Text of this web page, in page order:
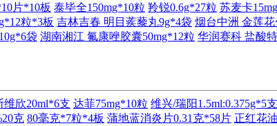
片*10板 泰毕全150mg*10粒 羚锐0.6g*27粒 苏麦卡
粒*3板 吉林吉春 明目蒺藜丸9g*4袋 烟台中洲 金莲
袋 湖南湘江 氟康唑胶囊50mg*12粒 华润赛科 盐酸
维欣20ml*6支 达菲75mg*10粒 维兴/瑞阳1.5ml:0.375g*5支
克 80毫克*7粒*4板 蒲地蓝消炎片0.31克*58片 正红花